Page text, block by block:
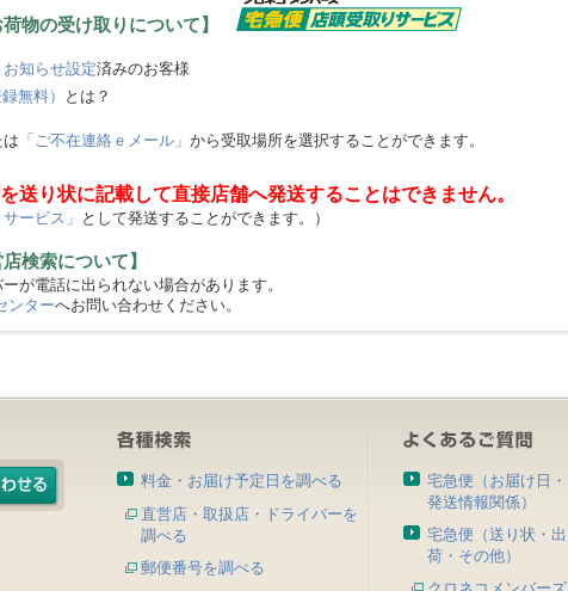
荷物の受け取りについて】
お知らせ設定済みのお客様
無料）
とは？
は 「ご不在連絡ｅメール」 から受取場所を選択することができます。
送り状に記載して直接店舗へ発送することはできません。
ービス」 として発送することができます。）
検索について】
が電話に出られない場合があります。
ンターへお問い合わせください。
料金・お届け予定日を調べる
直営店・取扱店・ドライバーを
調べる
郵便番号を調べる
宅急便（お届け日・
発送情報関係）
宅急便（送り状・出
荷・その他）